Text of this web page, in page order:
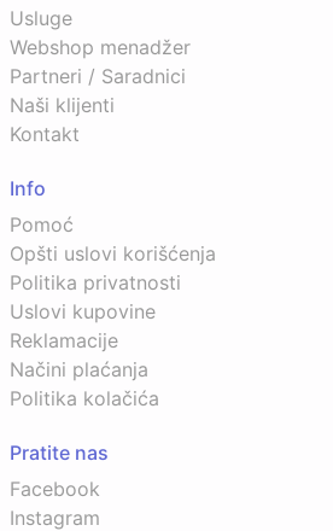
Usluge
Webshop menadžer
Partneri / Saradnici
Naši klijenti
Kontakt
Info
Pomoć
Opšti uslovi korišćenja
Politika privatnosti
Uslovi kupovine
Reklamacije
Načini plaćanja
Politika kolačića
Pratite nas
Facebook
Instagram